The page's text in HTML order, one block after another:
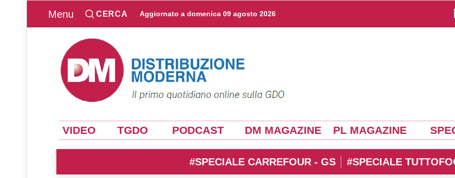
Menu CERCA Aggiornato a domenica 09 agosto 2026
VIDEO TGDO PODCAST DM MAGAZINE PL MAGAZINE
#SPECIALE CARREFOUR - GS #SPECIALE